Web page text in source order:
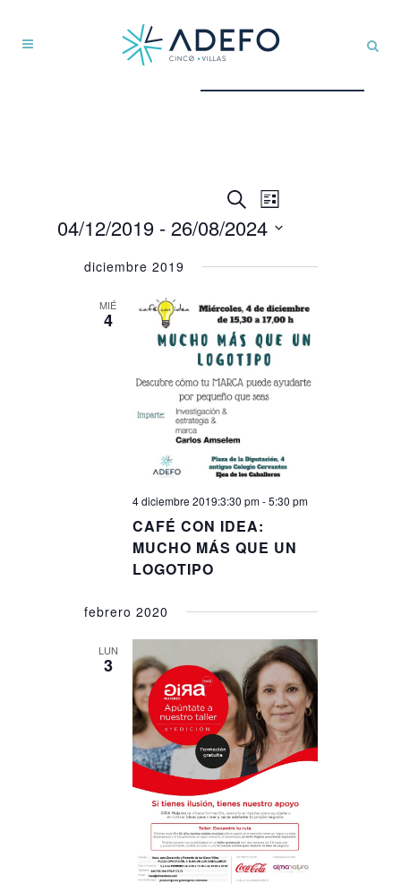
Navegación
de
búsqueda
y
de
Eventos
BuscarNAVEGACIÓN
DE
Lista
04/12/2019 - 26/08/2024
fecha.diciembre 2019
MIÉ
4
4 diciembre 2019:3:30 pm-5:30 pm
CAFÉ CON IDEA:
MUCHO MÁS QUE UN
LOGOTIPO
febrero 2020
LUN
3